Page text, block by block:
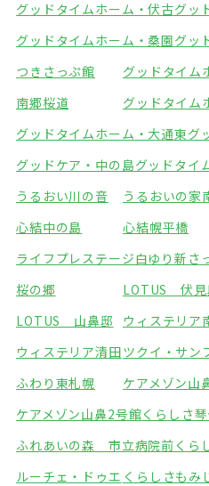
グッドタイムホーム・伏古グッ
グッドタイムホーム・桑園グッ
つきさっぷ館
グッドタイム
南郷桜道
グッドタイム
グッドタイムホーム・大通東グ
グッドケア・中の島グッドタイ
うるおい川の音
うるおいの家
心結中の島
心結幌平橋
ライフプレステージ白ゆり新さ
桜の郷
LOTUS 伏見
LOTUS 山鼻邸
ウィステリア
ウィステリア清田ツクイ・サン
ふわり東札幌
ケアメゾン山
ケアメゾン山鼻2号館くらしさ
ふれあいの森 市立病院前 くら
ルーチェ・ドゥエ くらしさもみ